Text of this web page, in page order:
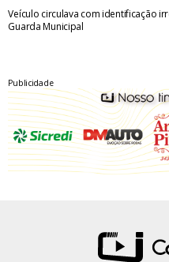
Veículo circulava com identificação
Guarda Municipal
Publicidade